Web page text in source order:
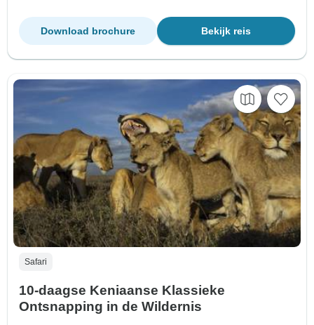
Bekijk reis
Download brochure
Safari
10-daagse Keniaanse Klassieke
Ontsnapping in de Wildernis